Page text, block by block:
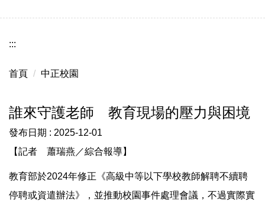
:::
首頁 中正校園
誰來守護老師 教育現場的壓力與困境
發布日期 : 2025-12-01
【記者 蕭瑞燕／綜合報導】
教育部於2024年修正《高級中等以下學校教師解聘不續聘
停聘或資遣辦法》，並推動校園事件處理會議，不過實際實